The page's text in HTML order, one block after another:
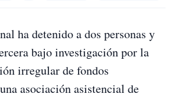
ha detenido a dos personas y
bajo investigación por la
irregular de fondos
asociación asistencial de